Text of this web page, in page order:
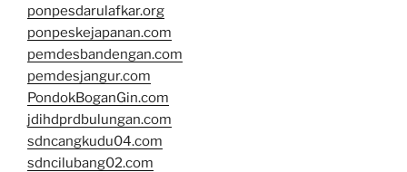
ponpesdarulafkar.org
ponpeskejapanan.com
pemdesbandengan.com
pemdesjangur.com
PondokBoganGin.com
jdihdprdbulungan.com
sdncangkudu04.com
sdncilubang02.com